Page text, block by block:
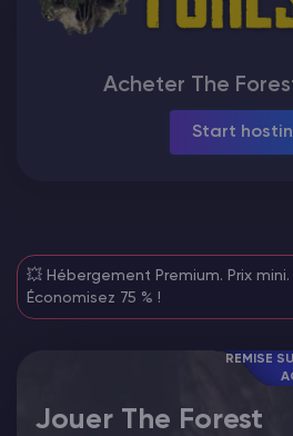
ARK Serveur Hébergement
Acheter The
Start
💥 Hébergement Premium. Prix mini.
Économisez 75 % !
REMISE
Jouer The Forest